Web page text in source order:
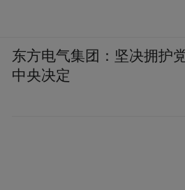
东方电气集团：坚决拥护
中央决定